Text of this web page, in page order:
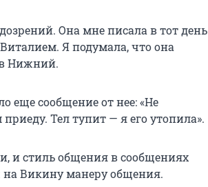
Она мне писала в тот день
Виталием. Я подумала, что она
в Нижний.
еще сообщение от нее: «Не
Тел тупит — я его утопила».
и стиль общения в сообщениях
Викину манеру общения.